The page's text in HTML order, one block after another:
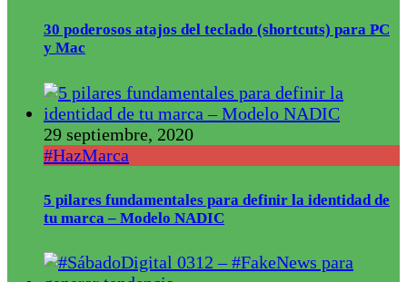
30 poderosos atajos del teclado (shortcuts) para PC
y Mac
29 septiembre, 2020
#HazMarca
5 pilares fundamentales para definir la identidad de
tu marca – Modelo NADIC